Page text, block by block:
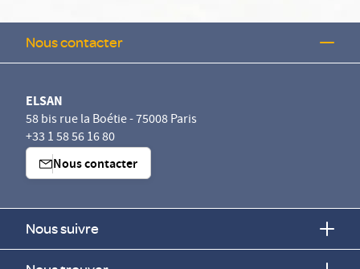
Nous contacter
ELSAN
58 bis rue la Boétie - 75008 Paris
+33 1 58 56 16 80
Nous contacter
Nous suivre